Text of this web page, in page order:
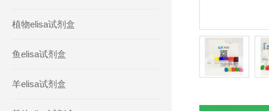
植物elisa试剂盒
鱼elisa试剂盒
羊elisa试剂盒